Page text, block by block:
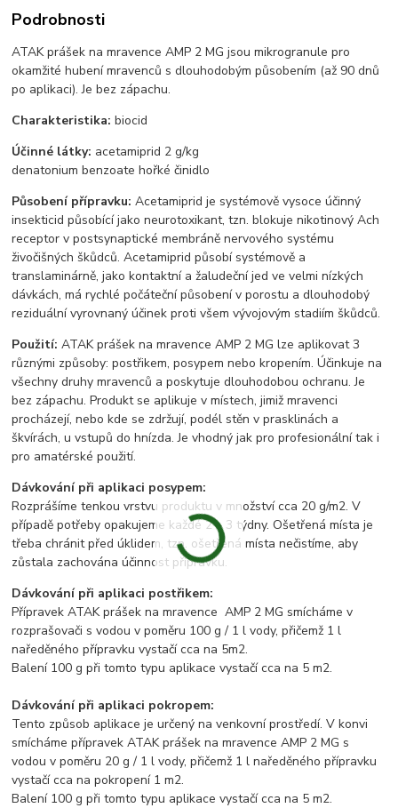
Podrobnosti
ATAK prášek na mravence AMP 2 MG jsou mikrogranule pro
okamžité hubení mravenců s dlouhodobým působením (až 90 dnů
po aplikaci). Je bez zápachu.
Charakteristika:biocid
Účinné látky: acetamiprid 2 g/kg
denatonium benzoate hořké činidlo
Působení přípravku:Acetamiprid je systémově vysoce účinný
insekticid působící jako neurotoxikant, tzn. blokuje nikotinový Ach
receptor v postsynaptické membráně nervového systému
živočišných škůdců. Acetamiprid působí systémově a
translaminárně, jako kontaktní a žaludeční jed ve velmi nízkých
dávkách, má rychlé počáteční působení v porostu a dlouhodobý
reziduální vyrovnaný účinek proti všem vývojovým stadiím škůdců.
Použití: ATAK prášek na mravence AMP 2 MG lze aplikovat 3
různými způsoby: postřikem, posypem nebo kropením. Účinkuje na
všechny druhy mravenců a poskytuje dlouhodobou ochranu. Je
bez zápachu. Produkt se aplikuje v místech, jimiž mravenci
procházejí, nebo kde se zdržují, podél stěn v prasklinách a
škvírách, u vstupů do hnízda. Je vhodný jak pro profesionální tak i
pro amatérské použití.
Dávkování při aplikaci posypem:
Rozprášíme tenkou vrstvu produktu v množství cca 20 g/m2. V
případě potřeby opakujeme každé 2 – 3 týdny. Ošetřená místa je
třeba chránit před úklidem, tzn. ošetřená místa nečistíme, aby
zůstala zachována účinnost přípravku.
Dávkování při aplikaci postřikem:
Přípravek ATAK prášek na mravence AMP 2 MG smícháme v
rozprašovači s vodou v poměru 100 g / 1 l vody, přičemž 1 l
naředěného přípravku vystačí cca na 5m2.
Balení 100 g při tomto typu aplikace vystačí cca na 5 m2.
Dávkování při aplikaci pokropem:
Tento způsob aplikace je určený na venkovní prostředí. V konvi
smícháme přípravek ATAK prášek na mravence AMP 2 MG s
vodou v poměru 20 g / 1 l vody, přičemž 1 l naředěného přípravku
vystačí cca na pokropení 1 m2.
Balení 100 g při tomto typu aplikace vystačí cca na 5 m2.